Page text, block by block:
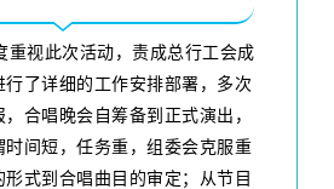
重视此次活动，责成总行工会成
行了详细的工作安排部署，多次
合唱晚会自筹备到正式演出，
时间短，任务重，组委会克服重
式到合唱曲目的审定；从节目